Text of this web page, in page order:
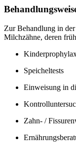
Zur Behandlung in
Milchzähne, deren
Speicheltests
Einweisung in
Zahn- /